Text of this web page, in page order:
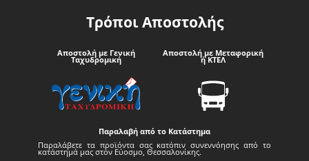
Τρόποι Αποστολής
Αποστολή με Γενική
Ταχυδρομική
Αποστολή με Μεταφορική
ή ΚΤΕΛ
Παραλαβή από το Κατάστημα
Παραλάβετε τα προϊόντα σας κατόπιν συνεννόησης από το
κατάστημά μας στον Εύοσμο, Θεσσαλονίκης.